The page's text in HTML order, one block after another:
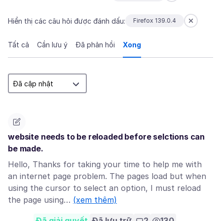
Hiển thị các câu hỏi được đánh dấu: Firefox 139.0.4
Tất cả Cần lưu ý Đã phản hồi Xong
website needs to be reloaded before selctions can
be made.
Hello, Thanks for taking your time to help me with
an internet page problem. The pages load but when
using the cursor to select an option, I must reload
the page using… (xem thêm)